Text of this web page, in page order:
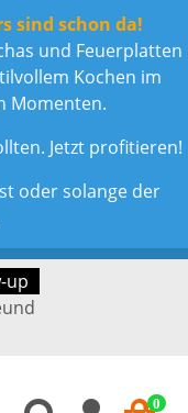
sind schon da!
und Feuerplatten
Kochen im
Momenten.
Jetzt profitieren!
oder solange der
up
0